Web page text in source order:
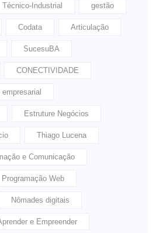
Técnico-Industrial gestão
Codata Articulação
SucesuBA
CONECTIVIDADE
empresarial
Estruture Negócios
Thiago Lucena
e Comunicação
Programação Web
Nômades digitais
e Empreender